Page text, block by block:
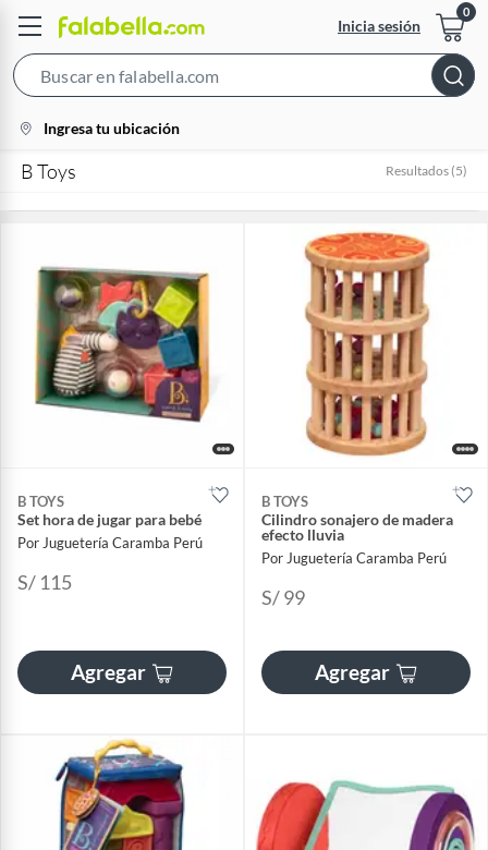
Inicia sesión
Bar
location-
icon
Ingresa tu ubicación
B Toys Resultados (5)
B TOYS
Set hora de jugar para bebé
Por Juguetería Caramba Perú
S/ 115
Agregar
B TOYS
Cilindro sonajero de madera
efecto lluvia
Por Juguetería Caramba Perú
S/ 99
Agregar